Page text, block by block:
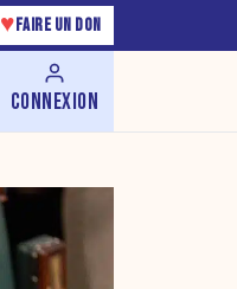
♥ FAIRE UN DON
CONNEXION